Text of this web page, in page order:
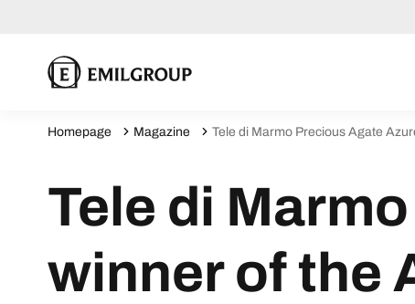
Homepage Magazine Tele di Marmo Precious Agate
Tele di
winner of the